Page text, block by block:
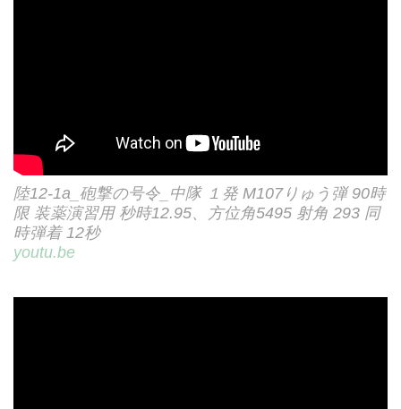
陸12-1a_砲撃の号令_中隊 １発 M107りゅう弾 90時
限 装薬演習用 秒時12.95、方位角5495 射角 293 同
時弾着 12秒
youtu.be